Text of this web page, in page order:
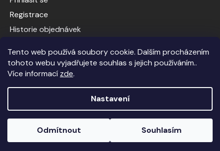
Tento web používá soubory cookie. Dalším procházením
tohoto webu vyjadřujete souhlas s jejich používáním..
Více informací zde.
Nastavení
Odmítnout Souhlasím
Registrace
Historie objednávek
Vytvořil Shoptet
Anque Media
práva vyhrazena.